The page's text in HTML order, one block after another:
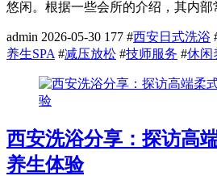
悠闲。根据一些会所的介绍，其内部
admin 2026-05-30 177 #西安日式洗浴
养生SPA #减压放松 #技师服务 #休闲
西安洗浴分享：探访高
养生体验